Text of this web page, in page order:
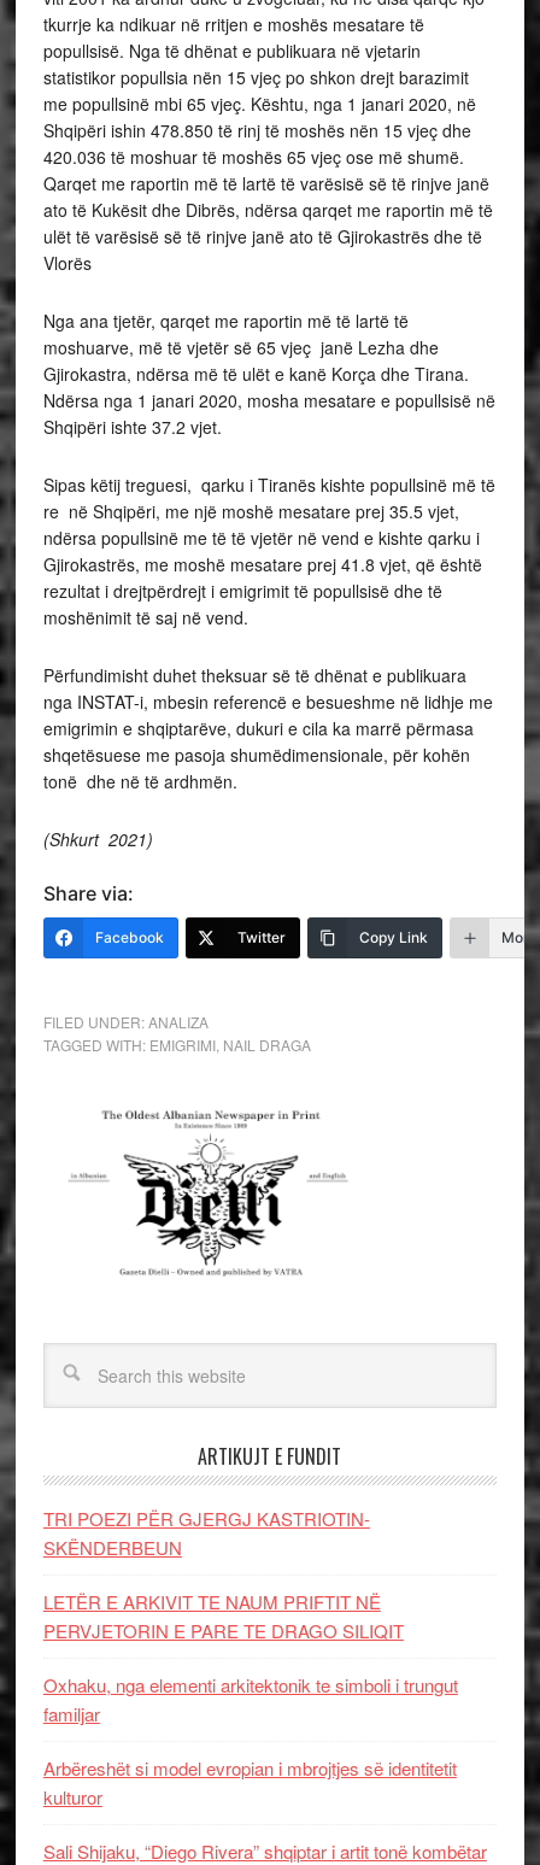
tkurrje ka ndikuar në rritjen e moshës mesatare të
popullsisë. Nga të dhënat e publikuara në vjetarin
statistikor popullsia nën 15 vjeç po shkon drejt barazimit
me popullsinë mbi 65 vjeç. Kështu, nga 1 janari 2020, në
Shqipëri ishin 478.850 të rinj të moshës nën 15 vjeç dhe
420.036 të moshuar të moshës 65 vjeç ose më shumë.
Qarqet me raportin më të lartë të varësisë së të rinjve janë
ato të Kukësit dhe Dibrës, ndërsa qarqet me raportin më të
ulët të varësisë së të rinjve janë ato të Gjirokastrës dhe të
Vlorës
Nga ana tjetër, qarqet me raportin më të lartë të
moshuarve, më të vjetër së 65 vjeç janë Lezha dhe
Gjirokastra, ndërsa më të ulët e kanë Korça dhe Tirana.
Ndërsa nga 1 janari 2020, mosha mesatare e popullsisë në
Shqipëri ishte 37.2 vjet.
Sipas këtij treguesi, qarku i Tiranës kishte popullsinë më të
re në Shqipëri, me një moshë mesatare prej 35.5 vjet,
ndërsa popullsinë me të të vjetër në vend e kishte qarku i
Gjirokastrës, me moshë mesatare prej 41.8 vjet, që është
rezultat i drejtpërdrejt i emigrimit të popullsisë dhe të
moshënimit të saj në vend.
Përfundimisht duhet theksuar së të dhënat e publikuara
nga INSTAT-i, mbesin referencë e besueshme në lidhje me
emigrimin e shqiptarëve, dukuri e cila ka marrë përmasa
shqetësuese me pasoja shumëdimensionale, për kohën
tonë dhe në të ardhmën.
(Shkurt 2021)
Share via:
Facebook Twitter Copy Link More
FILED UNDER:ANALIZA
TAGGED WITH: EMIGRIMI, NAIL DRAGA
ARTIKUJT E FUNDIT
TRI POEZI PËR GJERGJ KASTRIOTIN-
SKËNDERBEUN
LETËR E ARKIVIT TE NAUM PRIFTIT NË
PERVJETORIN E PARE TE DRAGO SILIQIT
Oxhaku, nga elementi arkitektonik te simboli i trungut
familjar
Arbëreshët si model evropian i mbrojtjes së identitetit
kulturor
Sali Shijaku, “Diego Rivera” shqiptar i artit tonë kombëtar